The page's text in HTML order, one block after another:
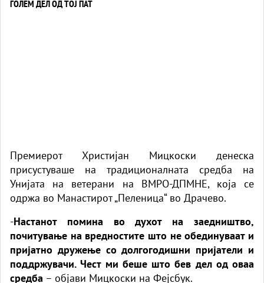
Премиерот Христијан Мицкоски денеска
присустуваше на традиционалната средба на
Унијата на ветерани на ВМРО-ДПМНЕ, која се
одржа во Манастирот „Пеленица“ во Драчево.
-Настанот помина во духот на заедништво,
почитување на вредностите што не обединуваат и
пријатно дружење со долгогодишни пријатели и
поддржувачи. Чест ми беше што бев дел од оваа
средба – објави Мицкоски на Фејсбук.